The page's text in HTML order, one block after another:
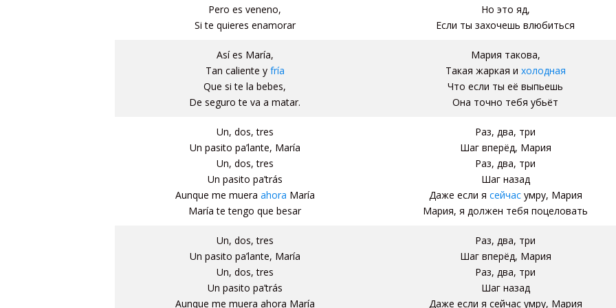
ИСПАНСКИЕ ГЛАГОЛЫ
Курс онлайн. С
преподавателем
Pero es veneno,
Si te quieres enamorar
Но это яд,
Если ты захочешь влюбиться
Así es María,
Tan caliente y fría
Que si te la bebes,
De seguro te va a matar.
Мария такова,
Такая жаркая и холодная
Что если ты её выпьешь
Она точно тебя убьёт
Un, dos, tres
Un pasito pa’lante, María
Un, dos, tres
Un pasito pa’trás
Aunque me muera ahora María
María te tengo que besar
Раз, два, три
Шаг вперёд, Мария
Раз, два, три
Шаг назад
Даже если я сейчасумру, Мария
Мария, я должен тебя поцеловать
Un, dos, tres
Un pasito pa’lante, María
Un, dos, tres
Un pasito pa’trás
Aunque me muera ahora María
Раз, два, три
Шаг вперёд, Мария
Раз, два, три
Шаг назад
Даже если я сейчас умру, Мария